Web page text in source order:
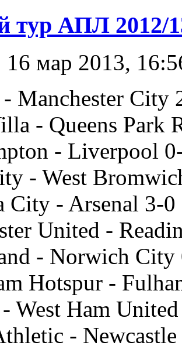
тур АПЛ 2012/
16 мар 2013,
Manchester City
- Queens Park
- Liverpool
- West
City - Arsenal 3-0
United -
- Norwich City
Hotspur -
- West Ham
-